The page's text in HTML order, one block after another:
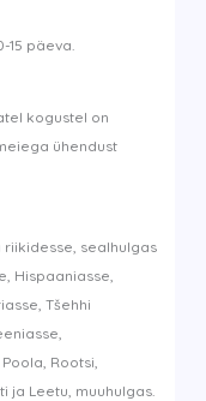
päeva.
kogustel on
ühendust
riikidesse, sealhulgas
Hispaaniasse,
Tšehhi
Rootsi,
ja Leetu, muuhulgas.